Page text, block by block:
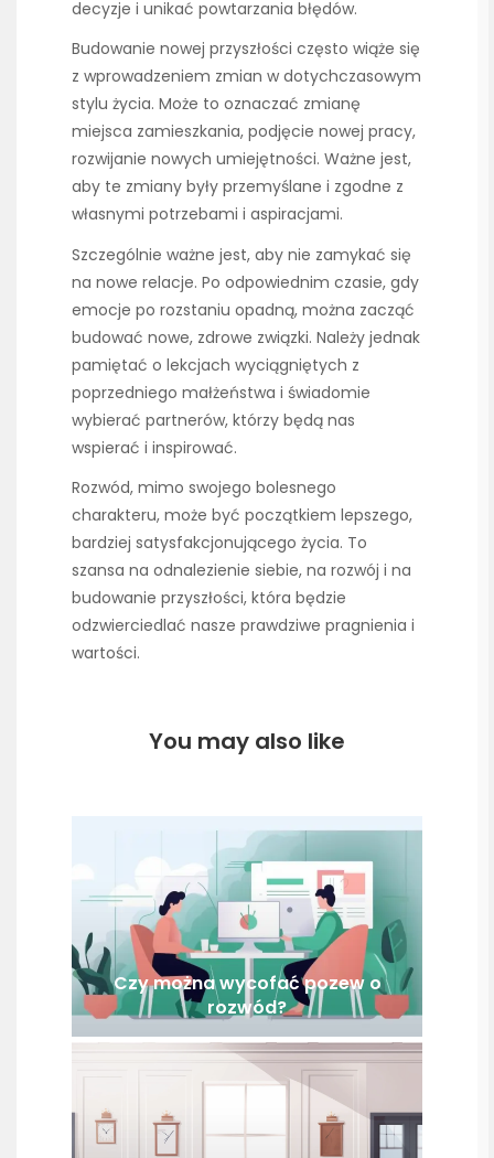
decyzje i unikać powtarzania błędów.
Budowanie nowej przyszłości często wiąże się
z wprowadzeniem zmian w dotychczasowym
stylu życia. Może to oznaczać zmianę
miejsca zamieszkania, podjęcie nowej pracy,
rozwijanie nowych umiejętności. Ważne jest,
aby te zmiany były przemyślane i zgodne z
własnymi potrzebami i aspiracjami.
Szczególnie ważne jest, aby nie zamykać się
na nowe relacje. Po odpowiednim czasie, gdy
emocje po rozstaniu opadną, można zacząć
budować nowe, zdrowe związki. Należy jednak
pamiętać o lekcjach wyciągniętych z
poprzedniego małżeństwa i świadomie
wybierać partnerów, którzy będą nas
wspierać i inspirować.
Rozwód, mimo swojego bolesnego
charakteru, może być początkiem lepszego,
bardziej satysfakcjonującego życia. To
szansa na odnalezienie siebie, na rozwój i na
budowanie przyszłości, która będzie
odzwierciedlać nasze prawdziwe pragnienia i
wartości.
You may also like
Czy można wycofać pozew o
rozwód?